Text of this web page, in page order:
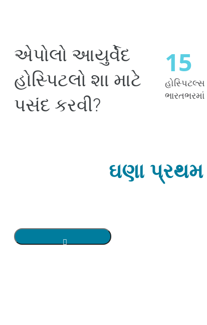
એપોલો આયુર્વેદ
હોસ્પિટલો શા માટે
પસંદ કરવી?
હોસ્પિટલ્સ
ભારતભરમાં
15
ઘણા પ્રથમ